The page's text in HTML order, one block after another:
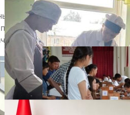
профессор М.Алдашев,
профессор Ш.Сайдаматов
болду.